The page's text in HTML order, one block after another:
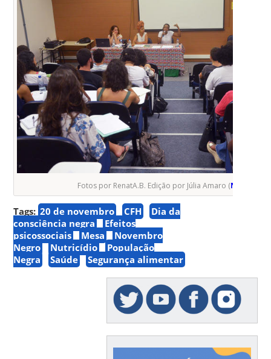
Fotos por RenatA.B. Edição por Júlia Amaro (NUVEM
Tags: 20 de novembro CFH
Dia da
consciência negra
Efeitos
psicossociais
Mesa
Novembro
Negro
Nutricídio
População
Negra
Saúde Segurança alimentar